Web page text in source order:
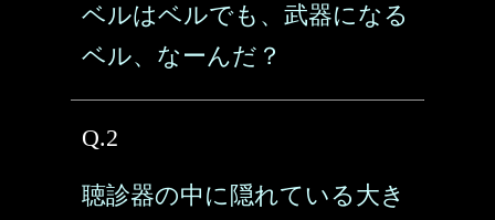
ベルはベルでも、武器になる
ベル、なーんだ？
Q.2
聴診器の中に隠れている大き